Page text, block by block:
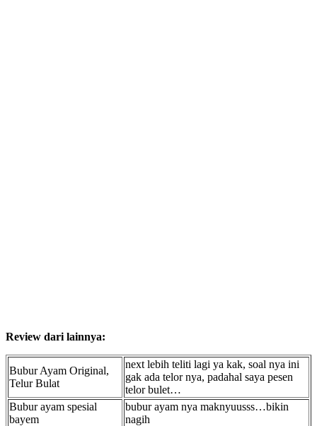
Review dari lainnya:
Bubur Ayam Original,
Telur Bulat
next lebih teliti lagi ya kak, soal nya ini
gak ada telor nya, padahal saya pesen
telor bulet…
Bubur ayam spesial
bayem
bubur ayam nya maknyuusss…bikin
nagih